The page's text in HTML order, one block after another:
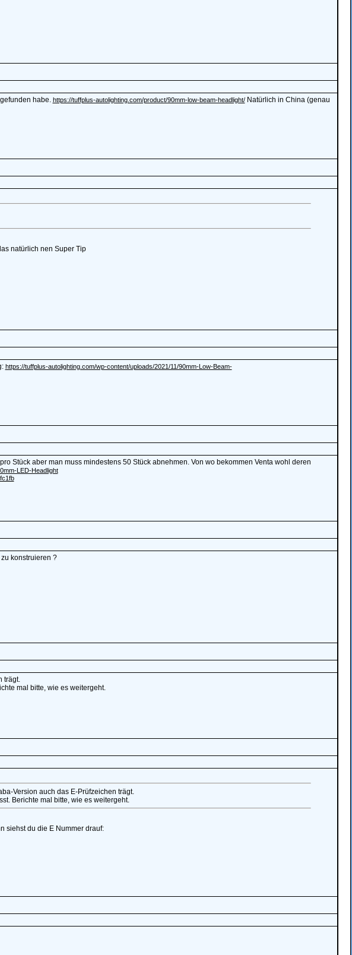
habe. https://tuffplus-autolighting.com/product/90mm-low-beam-headlight/Natürlich in China (genau
natürlich nen Super Tip
https://tuffplus-autolighting.com/wp-content/uploads/2021/11/90mm-Low-Beam-
Stück aber man muss mindestens 50 Stück abnehmen. Von wo bekommen Venta wohl deren
LED-Headlight
konstruieren ?
trägt.
mal bitte, wie es weitergeht.
Version auch das E-Prüfzeichen trägt.
Berichte mal bitte, wie es weitergeht.
siehst du die E Nummer drauf: